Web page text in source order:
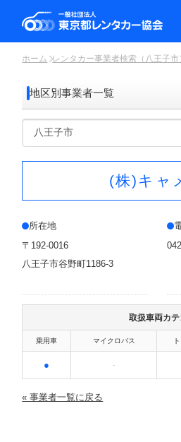
ホーム レンタカー事業者検索（八王子市
地区別事業者一覧
(株)キャ
所在地
〒192-0016
八王子市谷野町1186-3
取扱車両カテ
乗用車 マイクロバス
● -
« 事業者一覧に戻る